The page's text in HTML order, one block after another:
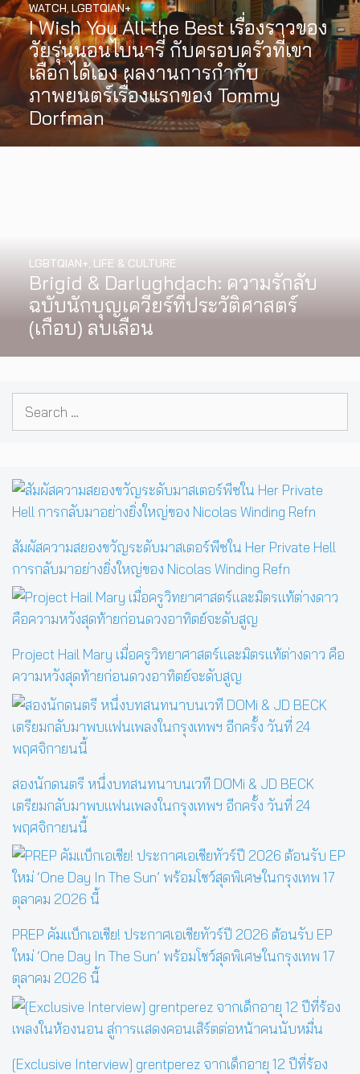
I Wish You All the Best เรื่องราวของ
วัยรุ่นนอนไบนารี่ กับครอบครัวที่เขา
เลือกได้เอง ผลงานการกำกับ
ภาพยนตร์เรื่องแรกของ Tommy
Dorfman
WATCH LGBTQIAN+
Brigid & Darlughdach: ความรักลับ
ฉบับนักบุญเควียร์ที่ประวัติศาสตร์
(เกือบ) ลบเลือน
LGBTQIAN+ LIFE & CULTURE
Search
สัมผัสความสยองขวัญระดับมาสเตอร์พีซใน Her Private Hell
การกลับมาอย่างยิ่งใหญ่ของ Nicolas Winding Refn
Project Hail Mary เมื่อครูวิทยาศาสตร์และมิตรแท้ต่างดาว คือ
ความหวังสุดท้ายก่อนดวงอาทิตย์จะดับสูญ
สองนักดนตรี หนึ่งบทสนทนาบนเวที DOMi & JD BECK
เตรียมกลับมาพบแฟนเพลงในกรุงเทพฯ อีกครั้ง วันที่ 24
พฤศจิกายนนี้
PREP คัมแบ็กเอเชีย! ประกาศเอเชียทัวร์ปี 2026 ต้อนรับ EP
ใหม่ ‘One Day In The Sun’ พร้อมโชว์สุดพิเศษในกรุงเทพ 17
ตุลาคม 2026 นี้
[Exclusive Interview] grentperez จากเด็กอายุ 12 ปีที่ร้อง